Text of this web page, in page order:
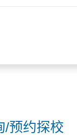
/预约探校